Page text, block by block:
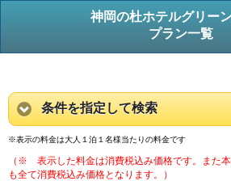
神岡の杜ホテルグリー
プラン一覧
条件を指定して検索
※表示の料金は大人１泊１名様当たりの料金です
（※ 表示した料金は消費税込み価格です。また
も全て消費税込み価格となります。）